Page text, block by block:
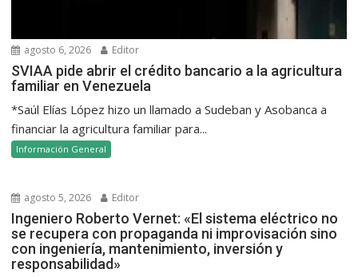
agosto 6, 2026 Editor
SVIAA pide abrir el crédito bancario a la agricultura
familiar en Venezuela
*Saúl Elías López hizo un llamado a Sudeban y Asobanca a
financiar la agricultura familiar para...
Información General
agosto 5, 2026 Editor
Ingeniero Roberto Vernet: «El sistema eléctrico no
se recupera con propaganda ni improvisación sino
con ingeniería, mantenimiento, inversión y
responsabilidad»